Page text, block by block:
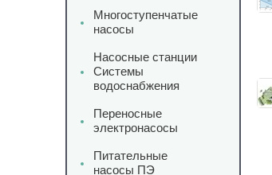
Многоступенчатые
насосы
Насосные станции
Системы
водоснабжения
Переносные
электронасосы
Питательные
насосы ПЭ